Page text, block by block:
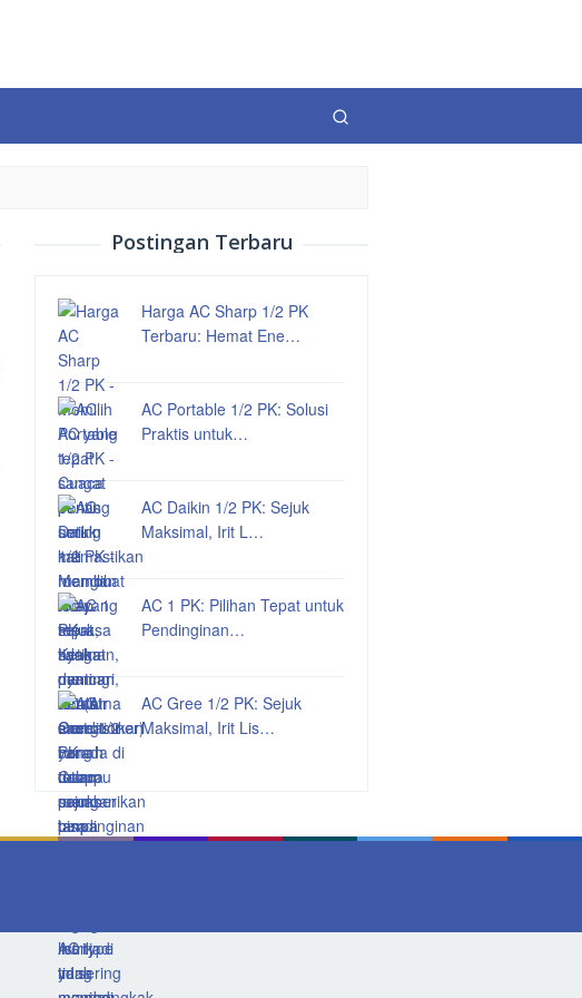
Postingan Terbaru
Harga AC Sharp 1/2 PK
Terbaru: Hemat Ene…
AC Portable 1/2 PK: Solusi
Praktis untuk…
AC Daikin 1/2 PK: Sejuk
Maksimal, Irit L…
AC 1 PK: Pilihan Tepat untuk
Pendinginan…
AC Gree 1/2 PK: Sejuk
Maksimal, Irit Lis…